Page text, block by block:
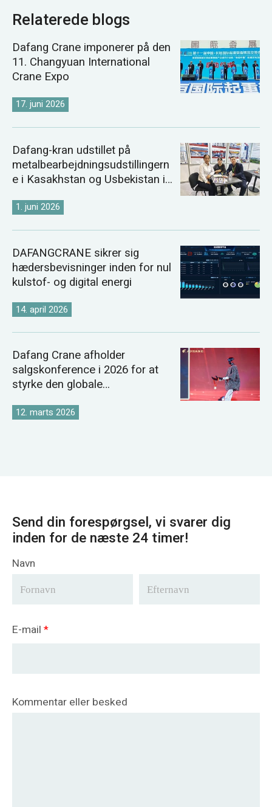
Relaterede blogs
Dafang Crane imponerer på den
11. Changyuan International
Crane Expo
17. juni 2026
Dafang-kran udstillet på
metalbearbejdningsudstillingern
e i Kasakhstan og Usbekistan i
1. juni 2026
DAFANGCRANE sikrer sig
hædersbevisninger inden for nul
kulstof- og digital energi
14. april 2026
Dafang Crane afholder
salgskonference i 2026 for at
styrke den globale
12. marts 2026
Send din forespørgsel, vi svarer dig
inden for de næste 24 timer!
Navn
E-mail *
Kommentar eller besked